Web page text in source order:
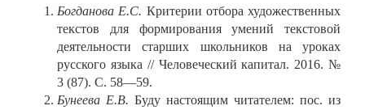
Богданова Е.С. Критерии отбора художественных
текстов для формирования умений текстовой
деятельности старших школьников на уроках
русского языка // Человеческий капитал. 2016. №
3 (87). С. 58—59.
Бунеева Е.В. Буду настоящим читателем: пос. из